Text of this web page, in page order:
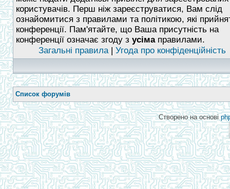
користувачів. Перш ніж зареєструватися, Вам слід
ознайомитися з правилами та політикою, які
конференції. Пам'ятайте, що Ваша присутність на
конференції означає згоду з усімаправилами.
Загальні правила| Угода про конфіденційність
Список форумів
Створено на основі